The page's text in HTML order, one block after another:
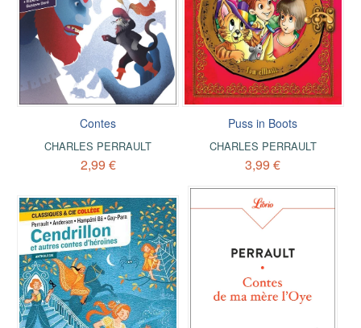
Contes
CHARLES PERRAULT
2,99 €
Puss in Boots
CHARLES PERRAULT
3,99 €